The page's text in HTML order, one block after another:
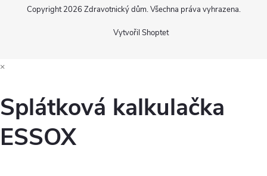
Vytvořil Shoptet
Copyright 2026 Zdravotnický dům. Všechna práva vyhrazena.
×
Splátková kalkulačka
ESSOX